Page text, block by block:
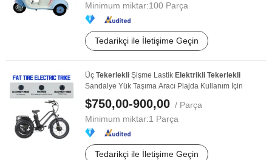
Minimum miktar:100 Parça
Tedarikçi ile İletişime Geçin
Üç Tekerlekli Şişme Lastik Elektrikli Tekerlekli
Sandalye Yük Taşıma Aracı Plajda Kullanım İçin
$750,00-900,00 / Parça
Minimum miktar:1 Parça
Tedarikçi ile İletişime Geçin